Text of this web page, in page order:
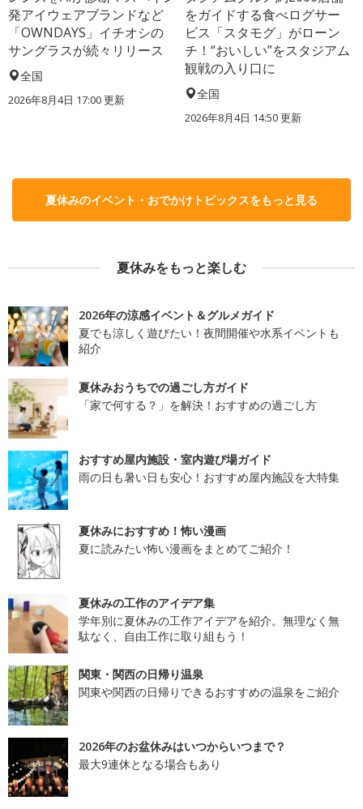
発アイウェアブランドなど
「OWNDAYS」イチオシの
サングラスが続々リリース
全国
2026年8月4日 17:00更新
をガイドする食べログサー
ビス「スタモグ」がローン
チ！“おいしい”をスタジアム
観戦の入り口に
全国
2026年8月4日 14:50更新
夏休みのイベント・おでかけトピックスをもっと見る
夏休みをもっと楽しむ
2026年の涼感イベント＆グルメガイド
夏でも涼しく遊びたい！夜間開催や水系イベントも
紹介
夏休みおうちでの過ごし方ガイド
「家で何する？」を解決！おすすめの過ごし方
おすすめ屋内施設・室内遊び場ガイド
雨の日も暑い日も安心！おすすめ屋内施設を大特集
夏休みにおすすめ！怖い漫画
夏に読みたい怖い漫画をまとめてご紹介！
夏休みの工作のアイデア集
学年別に夏休みの工作アイデアを紹介。無理なく無
駄なく、自由工作に取り組もう！
関東・関西の日帰り温泉
関東や関西の日帰りできるおすすめの温泉をご紹介
2026年のお盆休みはいつからいつまで？
最大9連休となる場合もあり